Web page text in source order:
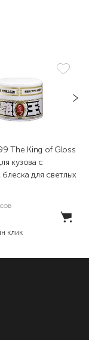
The King of Gloss
кузова с
для светлых
клик